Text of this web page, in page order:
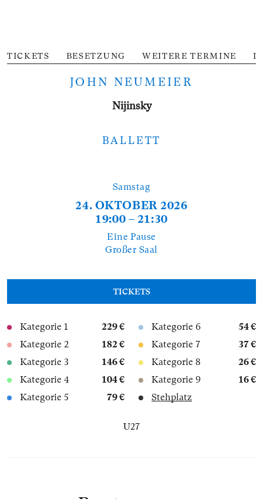
TICKETS BESETZUNG WEITERE TERMINE
JOHN NEUMEIER
Nijinsky
BALLETT
Samstag
24. OKTOBER 2026
19:00 – 21:30
Eine Pause
Großer Saal
TICKETS
Kategorie 1
229 €
Kategorie 2
182 €
Kategorie 3
146 €
Kategorie 4
104 €
Kategorie 5
79 €
Kategorie 6
54 €
Kategorie 7
37 €
Kategorie 8
26 €
Kategorie 9
16 €
Stehplatz
U27